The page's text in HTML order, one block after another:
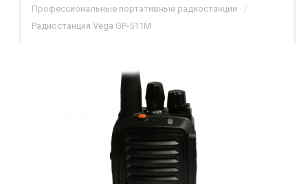
Профессиональные портативные радиостанции /
Радиостанция Vega GP-511M